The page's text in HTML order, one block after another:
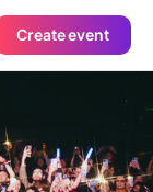
Create event